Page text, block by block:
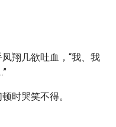
翔几欲吐血，“我、我
时哭笑不得。